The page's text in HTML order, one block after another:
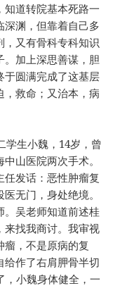
知道转院基本死路一
深渊，但靠着自己多
，又有骨科专科知识
。加上深思善谋，胆
于圆满完成了这基层
，救命；又治本，病
生小魏，14岁，曾
山医院两次手术。
发话：恶性肿瘤复
无门，身处绝境。
。吴老师知道前述桂
来找我商讨。我审视
，不是原病的复
给作了右肩胛骨半切
，小魏身体健全，一